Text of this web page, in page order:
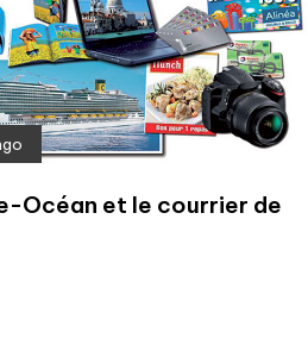
Océan et le courrier de